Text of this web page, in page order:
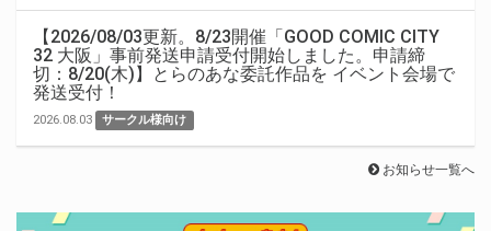
【2026/08/03更新。8/23開催「GOOD COMIC CITY
32 大阪」事前発送申請受付開始しました。申請締
切：8/20(木)】とらのあな委託作品を イベント会場で
発送受付！
2026.08.03 サークル様向け
お知らせ一覧へ